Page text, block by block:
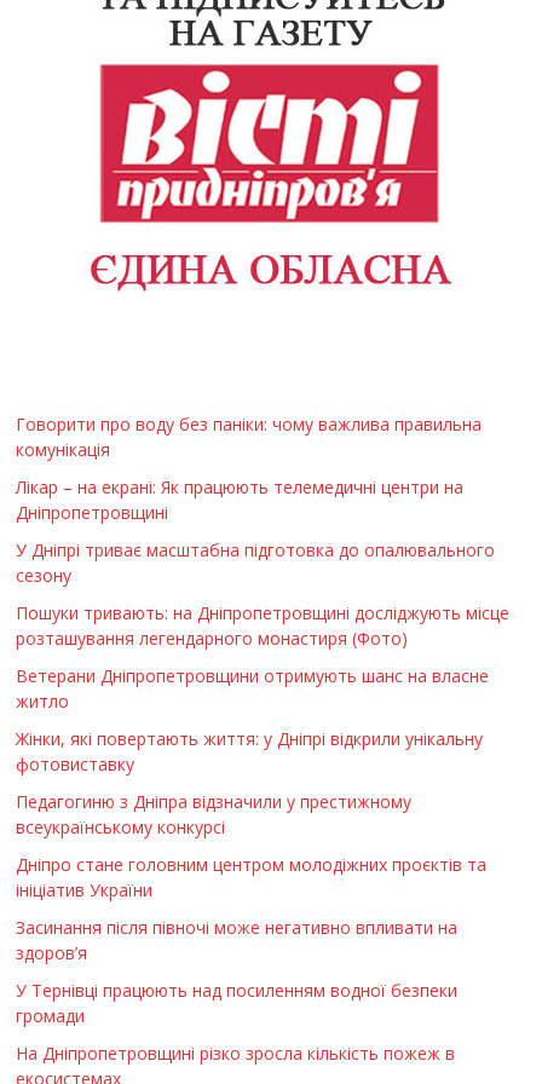
Говорити про воду без паніки: чому важлива правильна
комунікація
Лікар – на екрані: Як працюють телемедичні центри на
Дніпропетровщині
У Дніпрі триває масштабна підготовка до опалювального
сезону
Пошуки тривають: на Дніпропетровщині досліджують місце
розташування легендарного монастиря (Фото)
Ветерани Дніпропетровщини отримують шанс на власне
житло
Жінки, які повертають життя: у Дніпрі відкрили унікальну
фотовиставку
Педагогиню з Дніпра відзначили у престижному
всеукраїнському конкурсі
Дніпро стане головним центром молодіжних проєктів та
ініціатив України
Засинання після півночі може негативно впливати на
здоров’я
У Тернівці працюють над посиленням водної безпеки
громади
На Дніпропетровщині різко зросла кількість пожеж в
екосистемах